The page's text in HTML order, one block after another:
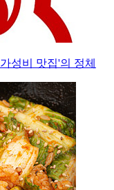
성비 맛집'의 정체